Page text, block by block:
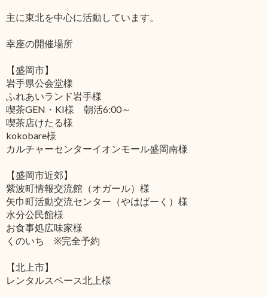
主に東北を中心に活動しています。
幸座の開催場所
【盛岡市】
岩手県公会堂様
ふれあいランド岩手様
喫茶GEN・KI様 朝活6:00～
喫茶店けたる様
kokobare様
カルチャーセンターイオンモール盛岡南様
【盛岡市近郊】
紫波町情報交流館（オガール）様
矢巾町活動交流センター（やはぱーく）様
水分公民館様
お食事処広味家様
くのいち ※完全予約
【北上市】
レンタルスペース北上様